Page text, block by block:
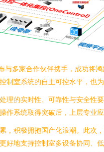
多家合作伙伴携手，成功将
室系统的自主可控水平，也
的实时性、可靠性与安全
系统取得突破后，上层专业
积极拥抱国产化浪潮。此
地支持控制室多设备协同、